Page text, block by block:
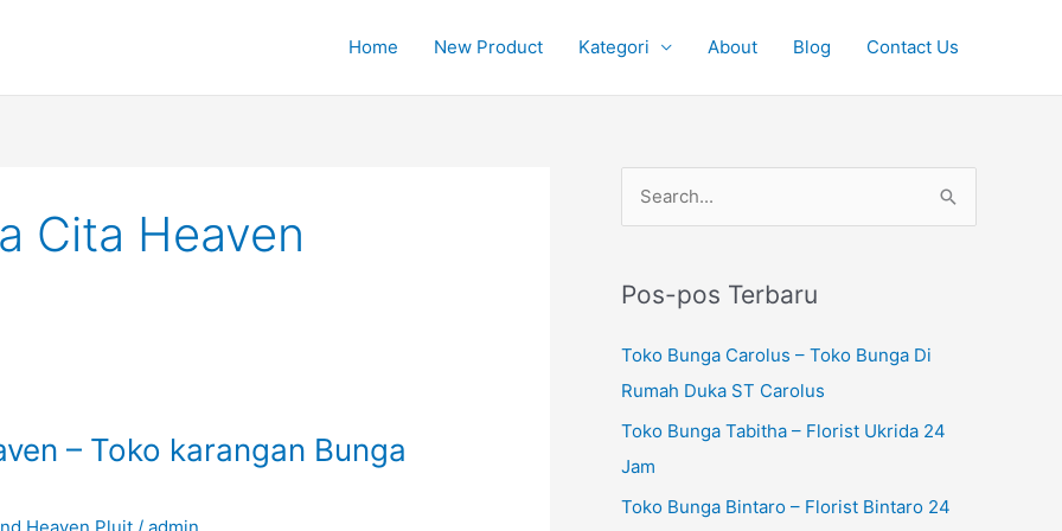
Home New Product Kategori About Blog Contact Us
Cita Heaven
– Toko karangan Bunga
i
u
n
Pos-pos Terbaru
Toko Bunga Carolus – Toko Bunga Di
Rumah Duka ST Carolus
Toko Bunga Tabitha – Florist Ukrida 24
Jam
Toko Bunga Bintaro – Florist Bintaro 24
c
r
i
a
n
u